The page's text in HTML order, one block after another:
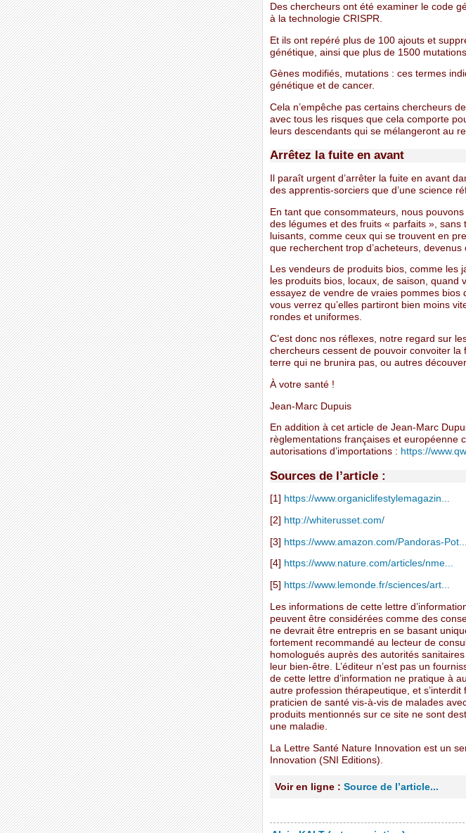
Des chercheurs ont été examiner le code
à la technologie CRISPR.
Et ils ont repéré plus de 100 ajouts et
génétique, ainsi que plus de 1500
Gènes modifiés, mutations : ces termes
génétique et de cancer.
Cela n’empêche pas certains chercheurs
avec tous les risques que cela comporte
leurs descendants qui se mélangeront au
Arrêtez la fuite en avant
Il paraît urgent d’arrêter la fuite en avant
des apprentis-sorciers que d’une science
En tant que consommateurs, nous
des légumes et des fruits « parfaits », sans
luisants, comme ceux qui se trouvent en
que recherchent trop d’acheteurs,
Les vendeurs de produits bios, comme les
les produits bios, locaux, de saison,
essayez de vendre de vraies pommes bios
vous verrez qu’elles partiront bien moins
rondes et uniformes.
C’est donc nos réflexes, notre regard sur
chercheurs cessent de pouvoir convoiter
terre qui ne brunira pas, ou autres
À votre santé !
Jean-Marc Dupuis
En addition à cet article de Jean-Marc
règlementations françaises et européenne
autorisations d’importations : https://
Sources de l’article :
[1] https://www.organiclifestylemagazin...
[2] http://whiterusset.com/
[3] https://www.amazon.com/Pandoras-Pot...
[4] https://www.nature.com/articles/nme...
[5] https://www.lemonde.fr/sciences/art...
Les informations de cette lettre
peuvent être considérées comme des
ne devrait être entrepris en se basant
fortement recommandé au lecteur de
homologués auprès des autorités
leur bien-être. L’éditeur n’est pas un
de cette lettre d’information ne pratique à
autre profession thérapeutique, et
praticien de santé vis-à-vis de malades
produits mentionnés sur ce site ne sont
une maladie.
La Lettre Santé Nature Innovation est un
Innovation (SNI Editions).
Voir en ligne : Source de l’article...